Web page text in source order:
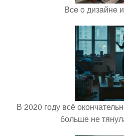
Bce o дизaйнe
В 2020 году всё
больше не